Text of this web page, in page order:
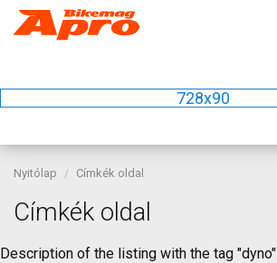
728x90
Nyitólap Címkék oldal
Címkék oldal
Description of the listing with the tag "dyno"